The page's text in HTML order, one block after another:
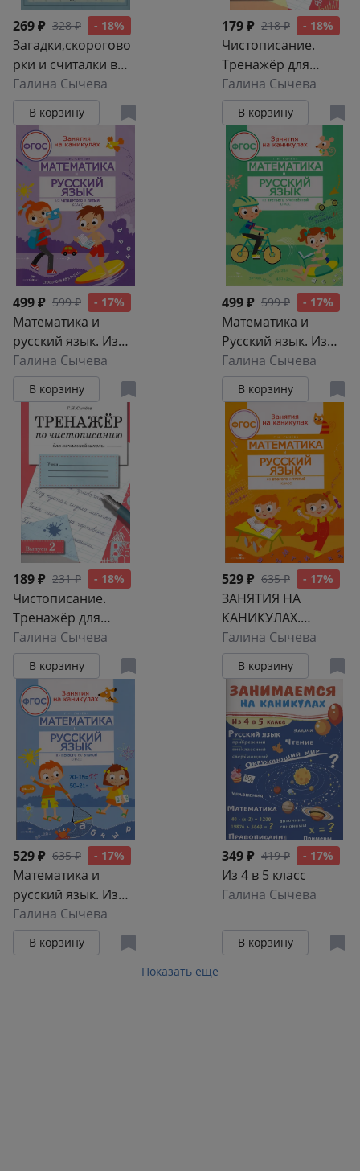
269 ₽ 328 ₽ - 18%
Загадки,скорогово
рки и считалки в
начальной шк.
Галина Сычева
В корзину
179 ₽ 218 ₽ - 18%
Чистописание.
Тренажёр для
начальной школы.
Выпуск 1
Галина Сычева
В корзину
499 ₽ 599 ₽ - 17%
Математика и
русский язык. Из
четвёртого в пятый
класс. ФГОС
Галина Сычева
В корзину
499 ₽ 599 ₽ - 17%
Математика и
Русский язык. Из
третьего в
четвёртый класс.
ФГОС
Галина Сычева
В корзину
189 ₽ 231 ₽ - 18%
Чистописание.
Тренажёр для
начальной школы.
Выпуск 2
Галина Сычева
В корзину
529 ₽ 635 ₽ - 17%
ЗАНЯТИЯ НА
КАНИКУЛАХ.
Математика и
русский язык из2 в
3 кл
Галина Сычева
В корзину
529 ₽ 635 ₽ - 17%
Математика и
русский язык. Из
первого во второй
класс
Галина Сычева
В корзину
349 ₽ 419 ₽ - 17%
Из 4 в 5 класс
Галина Сычева
В корзину
Показать ещё